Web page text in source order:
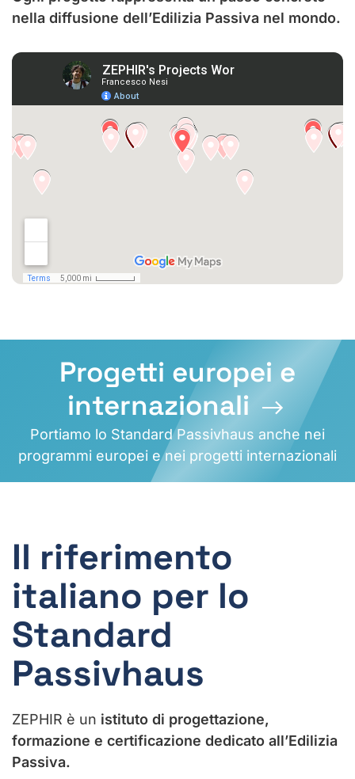
nella diffusione dell’Edilizia Passiva nel mondo.
Progetti europei e
internazionali
Portiamo lo Standard Passivhaus anche nei
programmi europei e nei progetti internazionali
Il riferimento
italiano per lo
Standard
Passivhaus
ZEPHIR è un istituto di progettazione,
formazione e certificazione dedicato all’Edilizia
Passiva.